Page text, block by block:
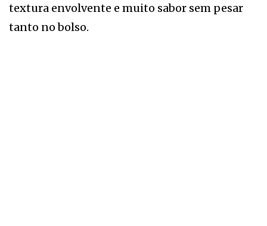
textura envolvente e muito sabor sem pesar
tanto no bolso.